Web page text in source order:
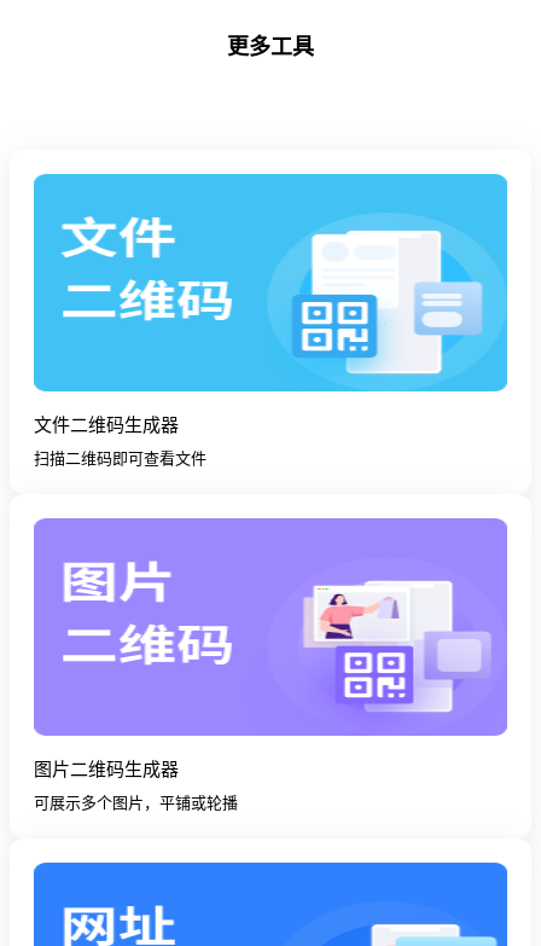
更多工具
文件二维码生成器
扫描二维码即可查看文件
图片二维码生成器
可展示多个图片，平铺或轮播